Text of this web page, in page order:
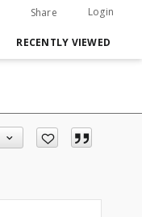
Share Login
RECENTLY VIEWED